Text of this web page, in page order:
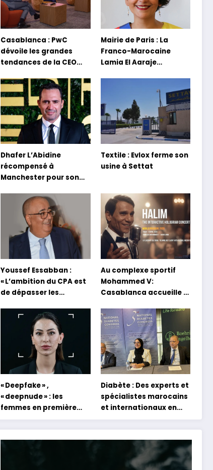
Casablanca : PwC
dévoile les grandes
tendances de la CEO
Mairie de Paris : La
Franco-Marocaine
Lamia El Aaraje
Dhafer L’Abidine
récompensé à
Manchester pour son
Textile : Evlox ferme son
usine à Settat
Youssef Essabban :
« L’ambition du CPA est
de dépasser les
et académiques de
formation en
s’appuyant sur le
partage des
expériences »
Au complexe sportif
Mohammed V:
Casablanca accueille la
concert holographique
d’Abdel Halim Hafez
« Deepfake » ,
« deepnude » : les
femmes en première
ligne face aux dangers
de l’intelligence
artificielle
Diabète : Des experts et
spécialistes marocains
et internationaux en
conclave à Tanger